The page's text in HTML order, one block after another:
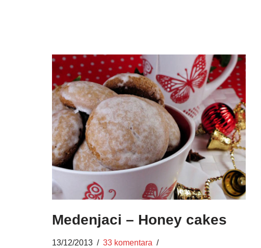
Medenjaci – Honey cakes
13/12/2013
33 komentara